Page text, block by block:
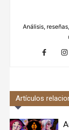
Análisis,
Artículos